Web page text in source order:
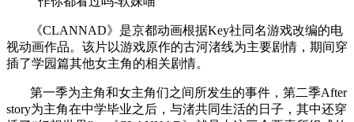
《CLANNAD》是京都动画根据Key社同名游戏改编的电
视动画作品。该片以游戏原作的古河渚线为主要剧情，期间穿
插了学园篇其他女主角的相关剧情。
第一季为主角和女主角们之间所发生的事件，第二季After
story为主角在中学毕业之后，与渚共同生活的日子，其中还穿